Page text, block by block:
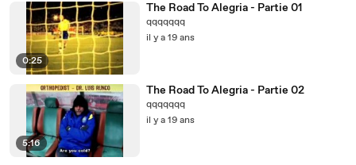
0:25
The Road To Alegria - Partie 01
qqqqqqq
il y a 19 ans
5:16
The Road To Alegria - Partie 02
qqqqqqq
il y a 19 ans